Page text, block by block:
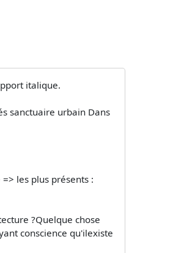
italique.
sanctuaire urbain Dans
les plus présents :
?Quelque chose
conscience qu'ilexiste